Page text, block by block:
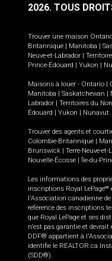
2026. TOUS
Trouver une maison
Britannique
Manitoba
Neuve-et-Labrador
Prince-Édouard
Yukon
Maisons à louer - Ontario
Manitoba
Saskatchewan
Labrador
Territoires du
Édouard
Yukon Nunavut.
Trouver des agents et
Colombie-Britannique
Brunswick
Terre-Neuve-et-
Nouvelle-Écosse
Île-du-
Les informations des
inscriptions Royal LePageMD
l'Association canadienne
référence des inscriptions
que Royal LePage et ses
n'est pas garantie et devrait
DDF® appartient à
identifie le REALTOR.ca
(SDD®).